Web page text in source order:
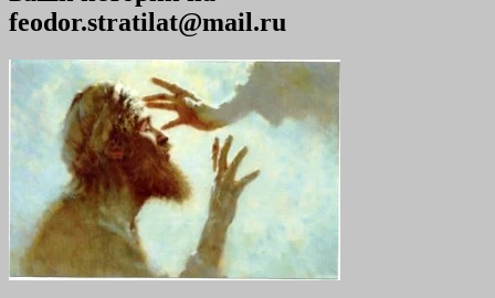
feodor.stratilat@mail.ru